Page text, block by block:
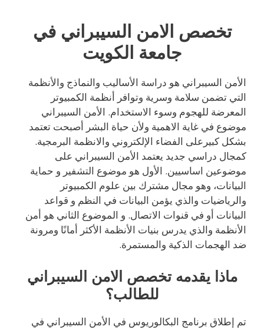
تخصص الامن السيبراني في
جامعة الكويت
الأمن السيبراني هو دراسة الأساليب والنماذج والأنظمة
التي تضمن سلامة وسرية وتوافر أنظمة الكمبيوتر
المعرضة للهجوم وسوء الاستخدام. الأمن السيبراني
موضوع في غاية الاهمية ولأن حياة البشر أصبحت تعتمد
بشكل كبيرعلى الفضاء الإلكتروني والانظمة البرمجية.
كمجال دراسي جديد يعتمد الأمن السيبراني على
موضوعين اساسيين. الأول هو موضوع التشفير و حماية
البيانات، وهو مجال مشترك بين علوم الكمبيوتر
والرياضيات والذي يؤمن البيانات في النظم و قواعد
البيانات أو في قنوات الاتصال. و الموضوع الثاني هو أمن
الأنظمة والذي يدرس بنيات الأنظمة الأكثر أمانًا ومرونة
ضد الهجمات الذكية والمستمرة.
ماذا يقدمه تخصص الامن السيبراني
للطالب؟
تم إطلاق برنامج البكالوريوس في الأمن السيبراني في